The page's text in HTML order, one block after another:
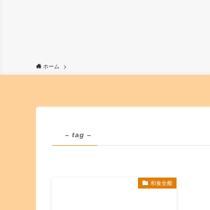
ホーム
– tag –
和食全般